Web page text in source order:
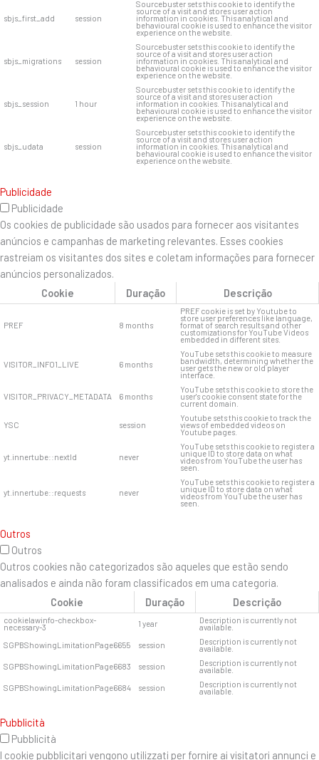
sbjs_first_add session
Sourcebuster sets this cookie to identify the
source of a visit and stores user action
information in cookies. This analytical and
behavioural cookie is used to enhance the visitor
experience on the website.
sbjs_migrations session
Sourcebuster sets this cookie to identify the
source of a visit and stores user action
information in cookies. This analytical and
behavioural cookie is used to enhance the visitor
experience on the website.
sbjs_session 1 hour
Sourcebuster sets this cookie to identify the
source of a visit and stores user action
information in cookies. This analytical and
behavioural cookie is used to enhance the visitor
experience on the website.
sbjs_udata session
Sourcebuster sets this cookie to identify the
source of a visit and stores user action
information in cookies. This analytical and
behavioural cookie is used to enhance the visitor
experience on the website.
Publicidade
Publicidade
Os cookies de publicidade são usados ​​para fornecer aos visitantes
anúncios e campanhas de marketing relevantes. Esses cookies
rastreiam os visitantes dos sites e coletam informações para fornecer
anúncios personalizados.
Cookie
Duração Descrição
PREF 8 months
PREF cookie is set by Youtube to
store user preferences like language,
format of search results and other
customizations for YouTube Videos
embedded in different sites.
VISITOR_INFO1_LIVE 6 months
YouTube sets this cookie to measure
bandwidth, determining whether the
user gets the new or old player
interface.
VISITOR_PRIVACY_METADATA 6 months
YouTube sets this cookie to store the
user's cookie consent state for the
current domain.
YSC session
Youtube sets this cookie to track the
views of embedded videos on
Youtube pages.
yt.innertube::nextId never
YouTube sets this cookie to register a
unique ID to store data on what
videos from YouTube the user has
seen.
yt.innertube::requests never
YouTube sets this cookie to register a
unique ID to store data on what
videos from YouTube the user has
seen.
Outros
Outros
Outros cookies não categorizados são aqueles que estão sendo
analisados ​​e ainda não foram classificados em uma categoria.
Cookie
Duração Descrição
cookielawinfo-checkbox-
necessary-3 1 year Description is currently not
available.
SGPBShowingLimitationPage6655
session Description is currently not
available.
SGPBShowingLimitationPage6683
session Description is currently not
available.
SGPBShowingLimitationPage6684
session Description is currently not
available.
Pubblicità
Pubblicità
I cookie pubblicitari vengono utilizzati per fornire ai visitatori annunci e